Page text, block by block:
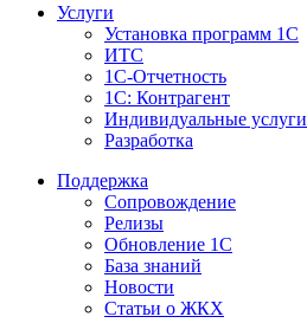
Услуги
Установка программ 1С
ИТС
1С-Отчетность
1С: Контрагент
Индивидуальные услуги
Разработка
Поддержка
Сопровождение
Релизы
Обновление 1С
База знаний
Новости
Статьи о ЖКХ